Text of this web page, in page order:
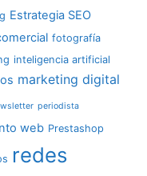
Estrategia SEO
fotografía
inteligencia artificial
marketing digital
periodista
web Prestashop
redes